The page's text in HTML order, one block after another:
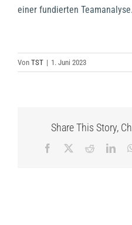
einer fundierten Teamanalyse.
Von TST | 1. Juni 2023
Share This Story,
Facebook Reddit